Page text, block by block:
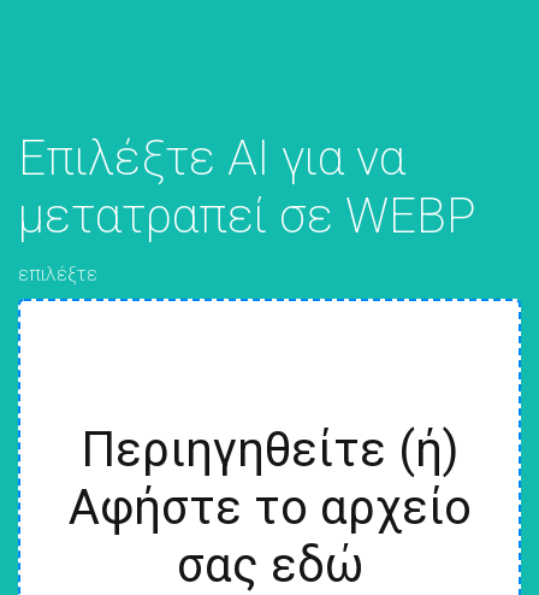
Επιλέξτε AI για να
μετατραπεί σε WEBP
επιλέξτε
Περιηγηθείτε (ή)
Αφήστε το αρχείο
σας εδώ